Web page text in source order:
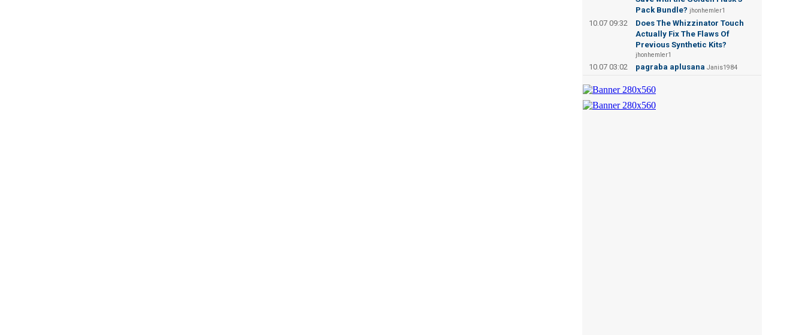
Pack Bundle? jhonhemler1
10.07 09:32
Does The Whizzinator Touch
Actually Fix The Flaws Of
Previous Synthetic Kits?
jhonhemler1
10.07 03:02 pagraba aplusana Janis1984